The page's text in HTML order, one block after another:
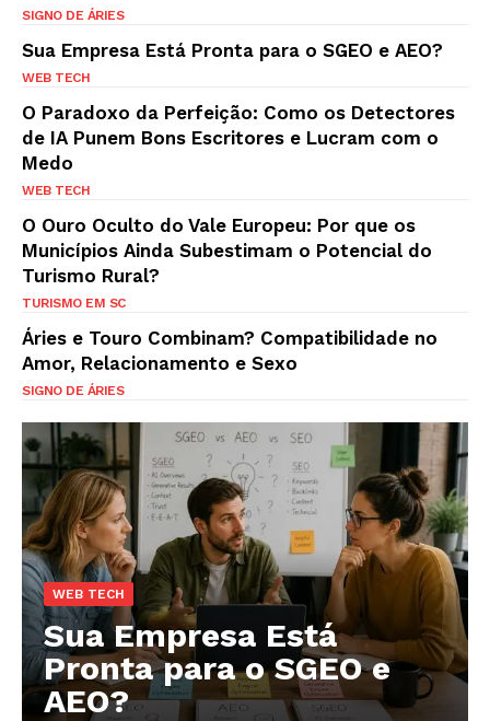
SIGNO DE ÁRIES
Sua Empresa Está Pronta para o SGEO e AEO?
WEB TECH
O Paradoxo da Perfeição: Como os Detectores
de IA Punem Bons Escritores e Lucram com o
Medo
WEB TECH
O Ouro Oculto do Vale Europeu: Por que os
Municípios Ainda Subestimam o Potencial do
Turismo Rural?
TURISMO EM SC
Áries e Touro Combinam? Compatibilidade no
Amor, Relacionamento e Sexo
SIGNO DE ÁRIES
WEB TECH
Sua Empresa Está
Pronta para o SGEO e
AEO?